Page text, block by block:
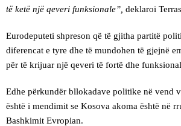
të ketë një qeveri funksionale”, deklaroi
Eurodeputeti shpreson që të gjitha partitë
diferencat e tyre dhe të mundohen të gjejnë
për të krijuar një qeveri të fortë dhe
Edhe përkundër bllokadave politike në vend
është i mendimit se Kosova akoma është në
Bashkimit Evropian.